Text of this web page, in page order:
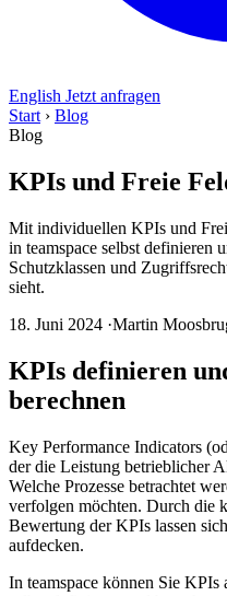
English Jetzt anfragen
Start › Blog
Blog
KPIs und Freie
Mit individuellen KPIs und
in teamspace selbst definieren
Schutzklassen und
sieht.
18. Juni 2024 ·Martin
KPIs definieren
berechnen
Key Performance Indicators
der die Leistung betrieblicher
Welche Prozesse betrachtet
verfolgen möchten. Durch die
Bewertung der KPIs lassen
aufdecken.
In teamspace können Sie